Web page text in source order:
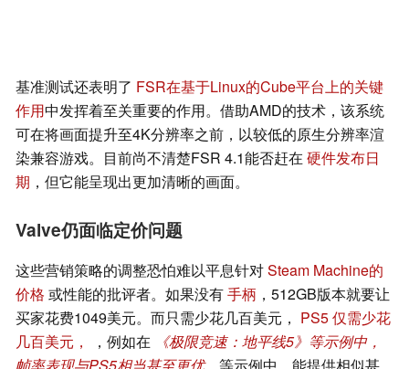
基准测试还表明了 FSR在基于Linux的Cube平台上的关键
作用中发挥着至关重要的作用。借助AMD的技术，该系统
可在将画面提升至4K分辨率之前，以较低的原生分辨率渲
染兼容游戏。目前尚不清楚FSR 4.1能否赶在 硬件发布日
期 ，但它能呈现出更加清晰的画面。
Valve仍面临定价问题
这些营销策略的调整恐怕难以平息针对Steam Machine的
价格 或性能的批评者。如果没有手柄 ，512GB版本就要让
买家花费1049美元。而只需少花几百美元， PS5 仅需少花
几百美元，
，例如在
《极限竞速：地平线5》等示例中，